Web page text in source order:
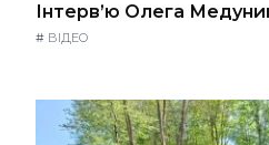
Інтерв’ю Олега
# ВІДЕО